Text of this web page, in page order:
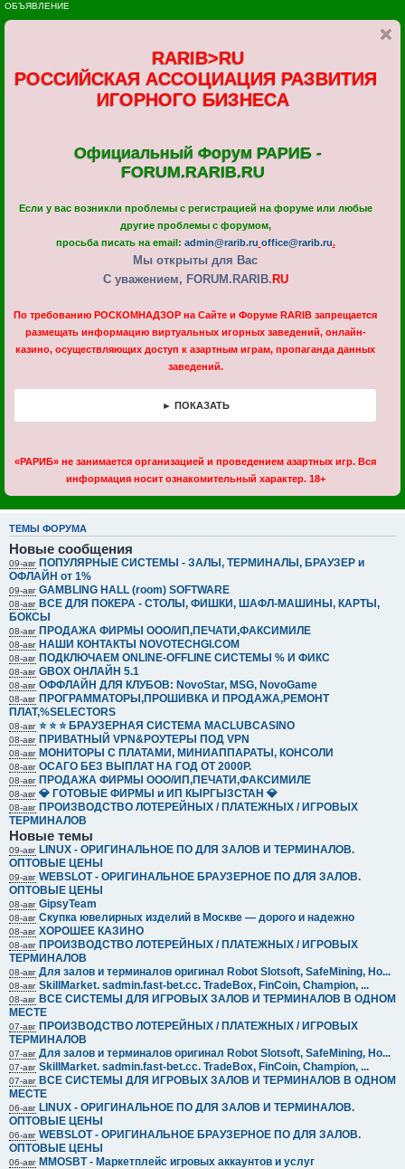
ОБЪЯВЛЕНИЕ
RARIB>RU
РОССИЙСКАЯ АССОЦИАЦИЯ РАЗВИТИЯ
ИГОРНОГО БИЗНЕСА
Официальный Форум РАРИБ -
FORUM.RARIB.RU
Если у вас возникли проблемы с регистрацией на форуме или любые
другие проблемы с форумом,
просьба писать на email: admin@rarib.ru office@rarib.ru.
Мы открыты для Вас
С уважением, FORUM.RARIB. RU
По требованию РОСКОМНАДЗОР на Cайте и Форуме RARIB запрещается
размещать информацию виртуальных игорных заведений, онлайн-
казино, осуществляющих доступ к азартным играм, пропаганда данных
заведений.
► ПОКАЗАТЬ
«РАРИБ» не занимается организацией и проведением азартных игр. Вся
информация носит ознакомительный характер. 18+
ТЕМЫ ФОРУМА
Новые сообщения
09-авг ПОПУЛЯРНЫЕ СИСТЕМЫ - ЗАЛЫ, ТЕРМИНАЛЫ, БРАУЗЕР и
ОФЛАЙН от 1%
09-авг GAMBLING HALL (room) SOFTWARE
08-авг ВСЕ ДЛЯ ПОКЕРА - СТОЛЫ, ФИШКИ, ШАФЛ-МАШИНЫ, КАРТЫ,
БОКСЫ
08-авг ПРОДАЖА ФИРМЫ ООО/ИП,ПЕЧАТИ,ФАКСИМИЛЕ
08-авг НАШИ КОНТАКТЫ NOVOTECHGI.COM
08-авг ПОДКЛЮЧАЕМ ONLINE-OFFLINE СИСТЕМЫ % И ФИКС
08-авг GBOX ОНЛАЙН 5.1
08-авг ОФФЛАЙН ДЛЯ КЛУБОВ: NovoStar, MSG, NovoGame
08-авг ПРОГРАММАТОРЫ,ПРОШИВКА И ПРОДАЖА,РЕМОНТ
ПЛАТ,%SELECTORS
08-авг ⭐️ ⭐️ ⭐️ БРАУЗЕРНАЯ СИСТЕМА MACLUBCASINO
08-авг ПРИВАТНЫЙ VPN&РОУТЕРЫ ПОД VPN
08-авг МОНИТОРЫ С ПЛАТАМИ, МИНИАППАРАТЫ, КОНСОЛИ
08-авг ОСАГО БЕЗ ВЫПЛАТ НА ГОД ОТ 2000Р.
08-авг ПРОДАЖА ФИРМЫ ООО/ИП,ПЕЧАТИ,ФАКСИМИЛЕ
08-авг 💎 ГОТОВЫЕ ФИРМЫ и ИП КЫРГЫЗСТАН 💎
08-авг ПРОИЗВОДСТВО ЛОТЕРЕЙНЫХ / ПЛАТЕЖНЫХ / ИГРОВЫХ
ТЕРМИНАЛОВ
Новые темы
09-авг LINUX - ОРИГИНАЛЬНОЕ ПО ДЛЯ ЗАЛОВ И ТЕРМИНАЛОВ.
ОПТОВЫЕ ЦЕНЫ
09-авг WEBSLOT - ОРИГИНАЛЬНОЕ БРАУЗЕРНОЕ ПО ДЛЯ ЗАЛОВ.
ОПТОВЫЕ ЦЕНЫ
08-авг GipsyTeam
08-авг Скупка ювелирных изделий в Москве — дорого и надежно
08-авг ХОРОШЕЕ КАЗИНО
08-авг ПРОИЗВОДСТВО ЛОТЕРЕЙНЫХ / ПЛАТЕЖНЫХ / ИГРОВЫХ
ТЕРМИНАЛОВ
08-авг Для залов и терминалов оригинал Robot Slotsoft, SafeMining, Ho...
08-авг SkillMarket. sadmin.fast-bet.cc. TradeBox, FinCoin, Champion, ...
08-авг ВСЕ СИСТЕМЫ ДЛЯ ИГРОВЫХ ЗАЛОВ И ТЕРМИНАЛОВ В ОДНОМ
МЕСТЕ
07-авг ПРОИЗВОДСТВО ЛОТЕРЕЙНЫХ / ПЛАТЕЖНЫХ / ИГРОВЫХ
ТЕРМИНАЛОВ
07-авг Для залов и терминалов оригинал Robot Slotsoft, SafeMining, Ho...
07-авг SkillMarket. sadmin.fast-bet.cc. TradeBox, FinCoin, Champion, ...
07-авг ВСЕ СИСТЕМЫ ДЛЯ ИГРОВЫХ ЗАЛОВ И ТЕРМИНАЛОВ В ОДНОМ
МЕСТЕ
06-авг LINUX - ОРИГИНАЛЬНОЕ ПО ДЛЯ ЗАЛОВ И ТЕРМИНАЛОВ.
ОПТОВЫЕ ЦЕНЫ
06-авг WEBSLOT - ОРИГИНАЛЬНОЕ БРАУЗЕРНОЕ ПО ДЛЯ ЗАЛОВ.
ОПТОВЫЕ ЦЕНЫ
06-авг MMOSBT - Маркетплейс игровых аккаунтов и услуг